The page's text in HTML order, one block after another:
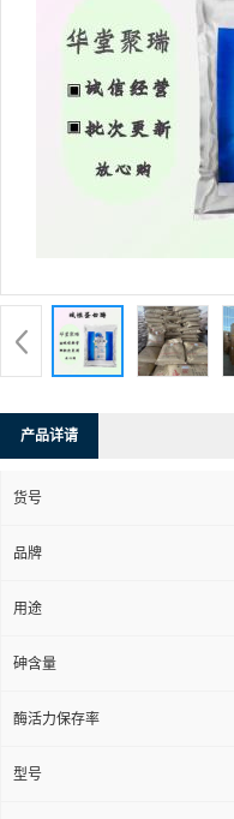
产品详请
货号
品牌
用途
砷含量
酶活力保存率
型号